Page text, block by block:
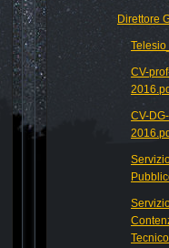
Direttore
CV-
CV-